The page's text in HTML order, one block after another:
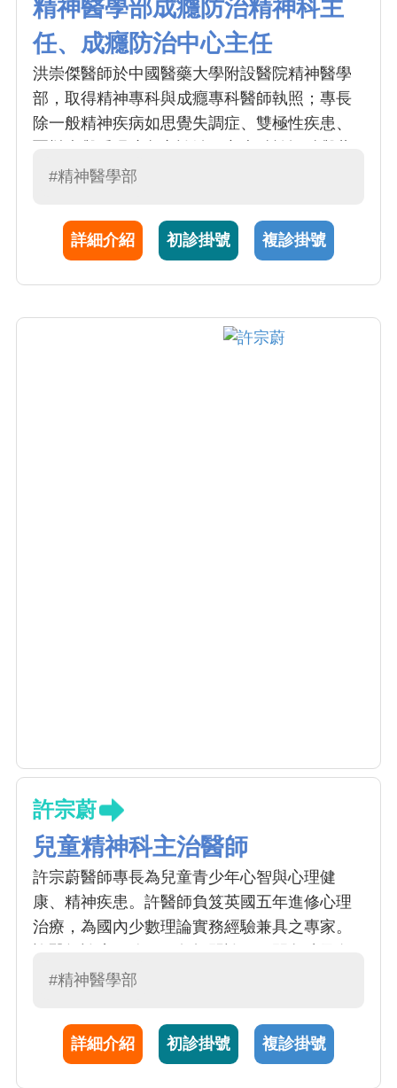
精神醫學部成癮防治精神科主
任、成癮防治中心主任
洪崇傑醫師於中國醫藥大學附設醫院精神醫學
部，取得精神專科與成癮專科醫師執照；專長
除一般精神疾病如思覺失調症、雙極性疾患、
物使用疾患之治療，包括從事相關範疇之藥物
物質如檳榔成癮之遺傳分子轉譯機轉及相關治
療等研究。洪醫師同時是國內少數擁有醫學博
擁有十多年豐富民事與刑事困難案件之司法精
#精神醫學部
詳細介紹 初診掛號 複診掛號
許宗蔚
兒童精神科主治醫師
許宗蔚醫師專長為兒童青少年心智與心理健
康、精神疾患。許醫師負笈英國五年進修心理
治療，為國內少數理論實務經驗兼具之專家。
種治療團體，服務年齡層由學齡前及學齡兒
語言、認知或社會化發展問題（例如自閉
症），到青少年期可能會發生的任何心理困
#精神醫學部
詳細介紹 初診掛號 複診掛號